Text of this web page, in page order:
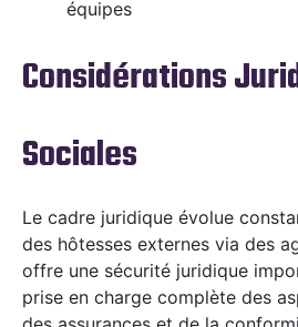
équipes
Considérations
Sociales
Le cadre juridique évolue
des hôtesses externes via des
offre une sécurité juridique
prise en charge complète des